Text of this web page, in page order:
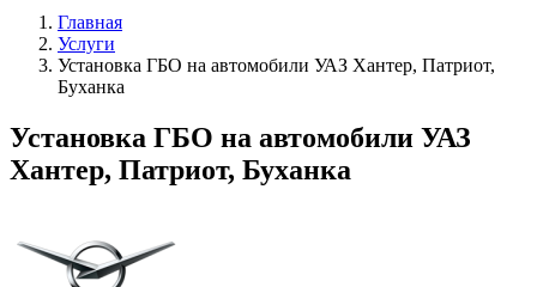
Главная
Услуги
Установка ГБО на автомобили УАЗ Хантер, Патриот,
Буханка
Установка ГБО на автомобили УАЗ
Хантер, Патриот, Буханка